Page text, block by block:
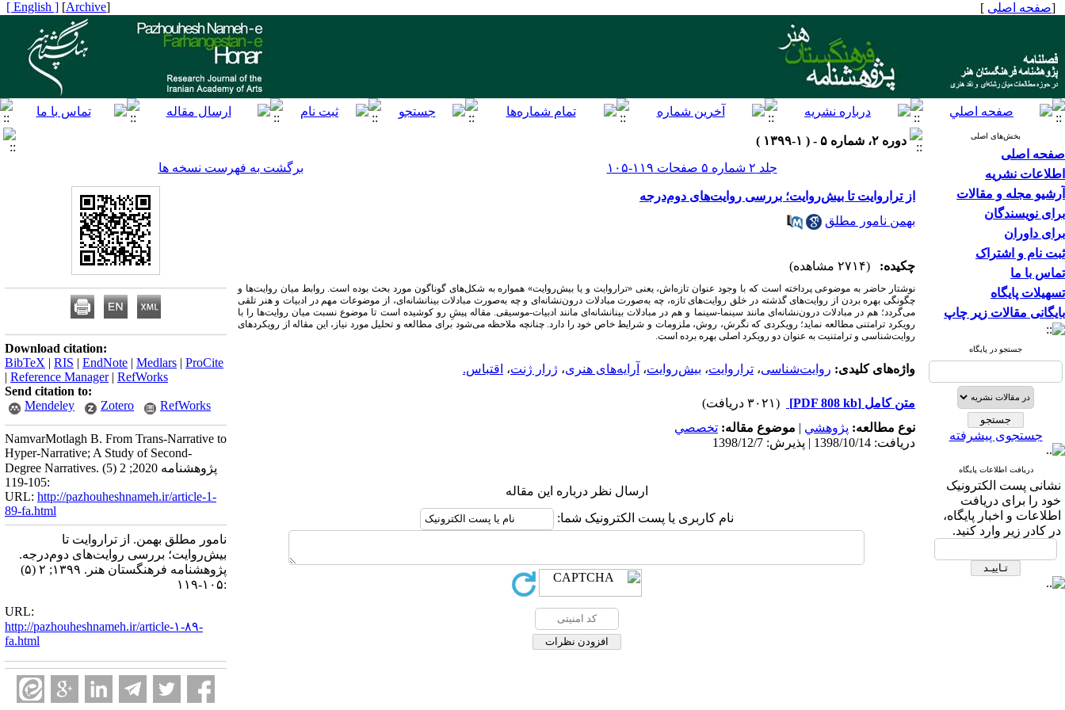
[صفحه اصلی ]
[
Archive
]
[ English ]
بخش‌های اصلی
صفحه اصلی
اطلاعات نشریه
آرشیو مجله و مقالات
برای نویسندگان
برای داوران
ثبت نام و اشتراک
تماس با ما
تسهیلات پایگاه
بایگانی مقالات زیر چاپ
جستجو در پایگاه
جستجوی پیشرفته
دریافت اطلاعات پایگاه
نشانی پست الکترونیک
خود را برای دریافت
اطلاعات و اخبار پایگاه،
در کادر زیر وارد کنید.
دوره ۲، شماره ۵ - ( ۱-۱۳۹۹ )
جلد ۲ شماره ۵ صفحات ۱۱۹-۱۰۵
برگشت به فهرست نسخه ها
از تراروایت تا بیش‌روایت؛ بررسی روایت‌های دوم‌درجه
بهمن نامور مطلق
چکیده: (۲۷۱۴ مشاهده)
نوشتار حاضر به موضوعی پرداخته است که با وجود عنوان تازه‌اش، یعنی «تراروایت و یا بیش‌روایت» همواره به شکل‌های گوناگون مورد بحث بوده است. روابط میان روایت‌ها و
چگونگی بهره بردن از روایت‌های گذشته در خلق روایت‌های تازه، چه به‌صورت مبادلات درون‌نشانه‌ای و چه به‌صورت مبادلات بینانشانه‌ای، از موضوعات مهم در ادبیات و هنر تلقی
می‌گردد؛ هم در مبادلات درون‌نشانه‌‌‌‌‌‌‌ای مانند سینما-سینما و هم در مبادلات بینانشانه‌‌‌‌‌‌‌ای مانند ادبیات-موسیقی. مقاله پیشِ رو کوشیده است تا موضوع نسبت میانروایت‌ها را با
رویکرد ترامتنی مطالعه نماید؛ رویکردی که نگرش، روش، ملزومات و شرایط خاص خود را دارد. چنانچه ملاحظهمی‌شود برای مطالعه و تحلیل مورد نیاز، این مقاله از رویکردهای
روایت‌شناسی و ترامتنیت به عنوان دو رویکرد اصلی بهره برده است.
واژه‌های کلیدی: روایت‌شناسی، تراروایت، بیش‌روایت، آرایه‌‌های هنری، ژرار ژنت، اقتباس.
متن کامل [PDF 808 kb]
(۳۰۲۱ دریافت)
نوع مطالعه: پژوهشي | موضوع مقاله: تخصصي
دریافت: 1398/10/14 | پذیرش: 1398/12/7
ارسال نظر درباره این مقاله
نام کاربری یا پست الکترونیک شما:
Download citation:
BibTeX | RIS | EndNote | Medlars | ProCite
| Reference Manager| RefWorks
Send citation to:
Mendeley
Zotero RefWorks
NamvarMotlagh B. From Trans-Narrative to
Hyper-Narrative; A Study of Second-
Degree Narratives. پژوهشنامه 2020; 2 (5)
:105-119
URL: http://pazhouheshnameh.ir/article-1-
89-fa.html
نامور مطلق بهمن. از تراروایت تا
بیش‌روایت؛ بررسی روایت‌های دوم‌درجه.
پژوهشنامه فرهنگستان هنر. ۱۳۹۹; ۲ (۵)
:۱۰۵-۱۱۹
URL:
http://pazhouheshnameh.ir/article-۱-۸۹-
fa.html